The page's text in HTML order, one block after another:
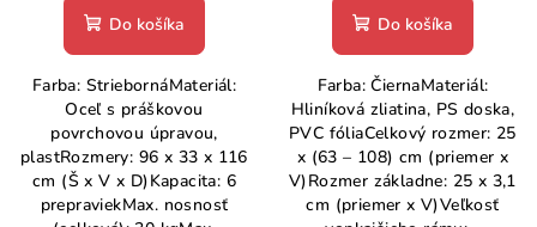
Do košíka
Farba: StriebornáMateriál:
Oceľ s práškovou
povrchovou úpravou,
plastRozmery: 96 x 33 x 116
cm (Š x V x D)Kapacita: 6
prepraviekMax. nosnosť
Do košíka
Farba: ČiernaMateriál:
Hliníková zliatina, PS doska,
PVC fóliaCelkový rozmer: 25
x (63 – 108) cm (priemer x
V)Rozmer základne: 25 x 3,1
cm (priemer x V)Veľkosť